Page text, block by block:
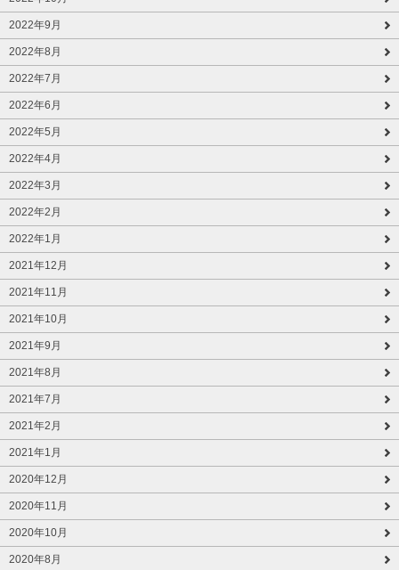
2022年9月
2022年8月
2022年7月
2022年6月
2022年5月
2022年4月
2022年3月
2022年2月
2022年1月
2021年12月
2021年11月
2021年10月
2021年9月
2021年8月
2021年7月
2021年2月
2021年1月
2020年12月
2020年11月
2020年10月
2020年8月